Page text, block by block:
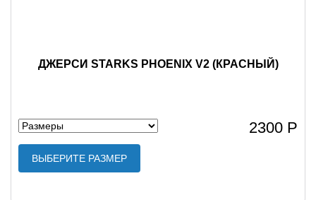
ДЖЕРСИ STARKS PHOENIX V2 (КРАСНЫЙ)
2300 Р
ВЫБЕРИТЕ РАЗМЕР